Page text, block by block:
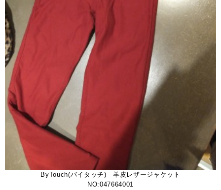
ByTouch(バイタッチ) 羊皮レザージャケット
NO:047664001